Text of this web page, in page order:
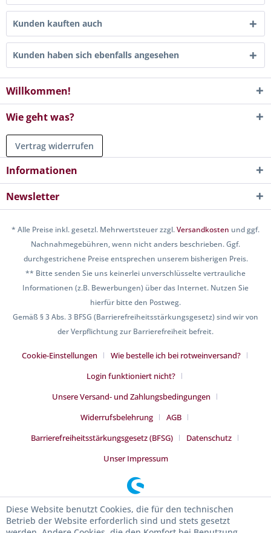
Kunden kauften auch
Kunden haben sich ebenfalls angesehen
Willkommen!
Wie geht was?
Vertrag widerrufen
Informationen
Newsletter
* Alle Preise inkl. gesetzl. Mehrwertsteuer zzgl.Versandkosten und ggf.
Nachnahmegebühren, wenn nicht anders beschrieben. Ggf.
durchgestrichene Preise entsprechen unserem bisherigen Preis.
** Bitte senden Sie uns keinerlei unverschlüsselte vertrauliche
Informationen (z.B. Bewerbungen) über das Internet. Nutzen Sie
hierfür bitte den Postweg.
Gemäß § 3 Abs. 3 BFSG (Barrierefreiheitsstärkungsgesetz) sind wir von
der Verpflichtung zur Barrierefreiheit befreit.
Cookie-Einstellungen
Wie bestelle ich bei rotweinversand?
Login funktioniert nicht?
Unsere Versand- und Zahlungsbedingungen
Widerrufsbelehrung
AGB
Barrierefreiheitsstärkungsgesetz (BFSG)
Datenschutz
Unser Impressum
Diese Website benutzt Cookies, die für den technischen
Betrieb der Website erforderlich sind und stets gesetzt